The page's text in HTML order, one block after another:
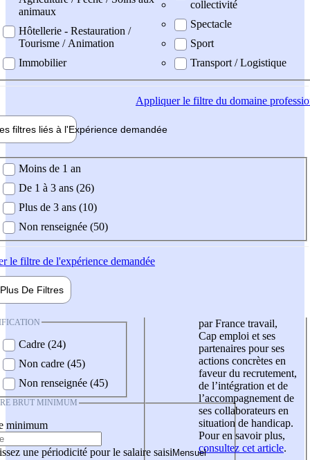
animaux
Hôtellerie - Restauration /
Tourisme / Animation
Immobilier
collectivité
Spectacle
Sport
Transport / Logistique
Appliquerle filtre du domaine
filtres liés à l'Expérience demandée
demandée
Moins de 1 an
De 1 à 3 ans (26)
Plus de 3 ans (10)
Non renseignée (50)
le filtre de l'expérience demandée
Plus De Filtres
Cadre (24)
Non cadre (45)
Non renseignée (45)
BRUT MINIMUM
minimum
une périodicité pour le salaire saisi
par France travail,
Cap emploi et ses
partenaires pour ses
actions concrètes en
faveur du recrutement,
de l’intégration et de
l’accompagnement de
ses collaborateurs en
situation de handicap.
Pour en savoir plus,
consultez cet article.